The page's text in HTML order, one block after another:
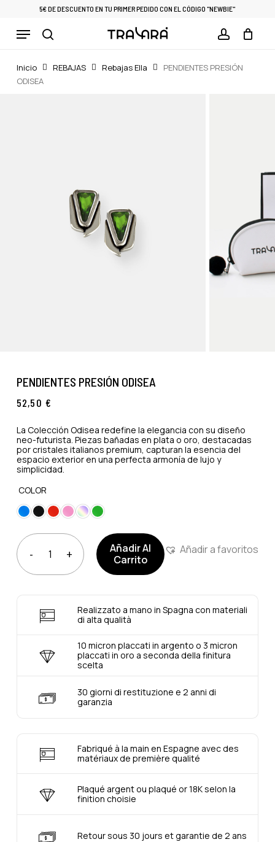
main
5€ DE DESCUENTO EN TU PRIMER PEDIDO CON EL CÓDIGO "NEWBIE"
Menu Cart CLOSE
CART
Inicio REBAJAS Rebajas Ella
PENDIENTES PRESIÓN
ODISEA
PENDIENTES PRESIÓN ODISEA
52,50€
La Colección Odisea redefine la elegancia con su diseño
neo-futurista. Piezas bañadas en plata o oro, destacadas
por cristales italianos premium, capturan la esencia del
espacio exterior en una perfecta armonía de lujo y
simplicidad.
COLOR
Añadir Al
Carrito
Añadir a favoritos
Realizzato a mano in Spagna con materiali
di alta qualità
10 micron placcati in argento o 3 micron
placcati in oro a seconda della finitura
scelta
30 giorni di restituzione e 2 anni di
garanzia
Fabriqué à la main en Espagne avec des
matériaux de première qualité
Plaqué argent ou plaqué or 18K selon la
finition choisie
Retour sous 30 jours et garantie de 2 ans